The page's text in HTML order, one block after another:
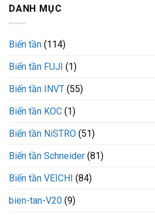
DANH MỤC
Biến tần (114)
Biến tần FUJI (1)
Biến tần INVT (55)
Biến tần KOC (1)
Biến tần NiSTRO (51)
Biến tần Schneider (81)
Biến tần VEICHI (84)
bien-tan-V20 (9)